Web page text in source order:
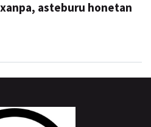
asteburu honetan